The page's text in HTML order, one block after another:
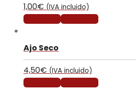
1,00€ (IVA incluido)
Quick ViewRead more
Ajo Seco
4,50€ (IVA incluido)
Quick ViewRead more